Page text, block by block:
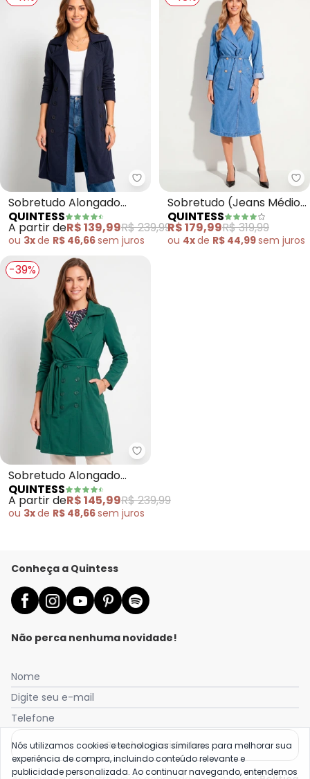
Quintess - Sobretudo
Sobretudo Alongado
(Marinho) com Faixa e
Botões
QUINTESS
A partir deR$ 139,99R$ 239,99
ou 3xde R$ 46,66sem juros
Sobretudo (Jeans Médio)
em Jeans
QUINTESS
R$ 179,99R$ 319,99
ou 4xde R$ 44,99sem juros
-39%
Quintess - Sobretudo
Sobretudo Alongado
(Verde) com Faixa e
Botões
QUINTESS
A partir deR$ 145,99R$ 239,99
ou 3xde R$ 48,66sem juros
Conheça a Quintess
Não perca nenhuma novidade!
Nome
Digite seu e-mail
Telefone
Receber novidades
Nós utilizamos cookies e tecnologias similares para melhorar sua
experiência de compra, incluindo conteúdo relevante e
publicidade personalizada. Ao continuar navegando, entendemos